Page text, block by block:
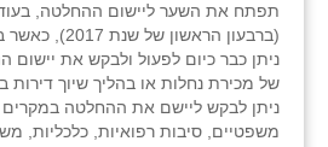
תפתח את השער ליישום ההחלטה,
(ברבעון הראשון
ניתן כבר כיום לפעול ולבקש את יישום
של מכירת נחלות או בהליך שיוך דירות
ניתן לבקש ליישם את ההחלטה במקרים
משפטיים, סיבות רפואיות, כלכליות,
כפר הרי״ף
כפר מישר